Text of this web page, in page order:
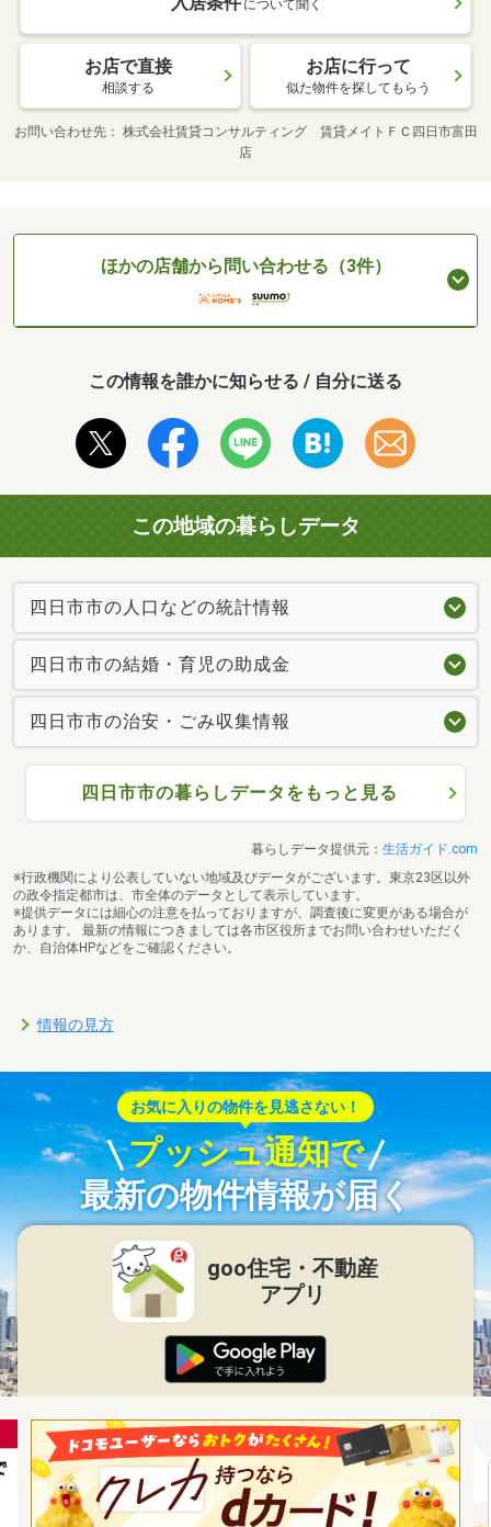
について聞く
お店で直接
相談する
お店に行って
似た物件を探してもらう
お問い合わせ先
株式会社賃貸コンサルティング 賃貸メイトＦＣ四日市富田
店
ほかの店舗から問い合わせる（3件）
この情報を誰かに知らせる / 自分に送る
この地域の暮らしデータ
四日市市の人口などの統計情報
四日市市の結婚・育児の助成金
四日市市の治安・ごみ収集情報
四日市市の暮らしデータをもっと見る
暮らしデータ提供元： 生活ガイド.com
※行政機関により公表していない地域及びデータがございます。東京23区以外
の政令指定都市は、市全体のデータとして表示しています。
※提供データには細心の注意を払っておりますが、調査後に変更がある場合が
あります。 最新の情報につきましては各市区役所までお問い合わせいただく
か、自治体HPなどをご確認ください。
情報の見方
お気に入りの物件を見逃さない！
プッシュ通知で
最新の物件情報が届く
goo住宅・不動産
アプリ